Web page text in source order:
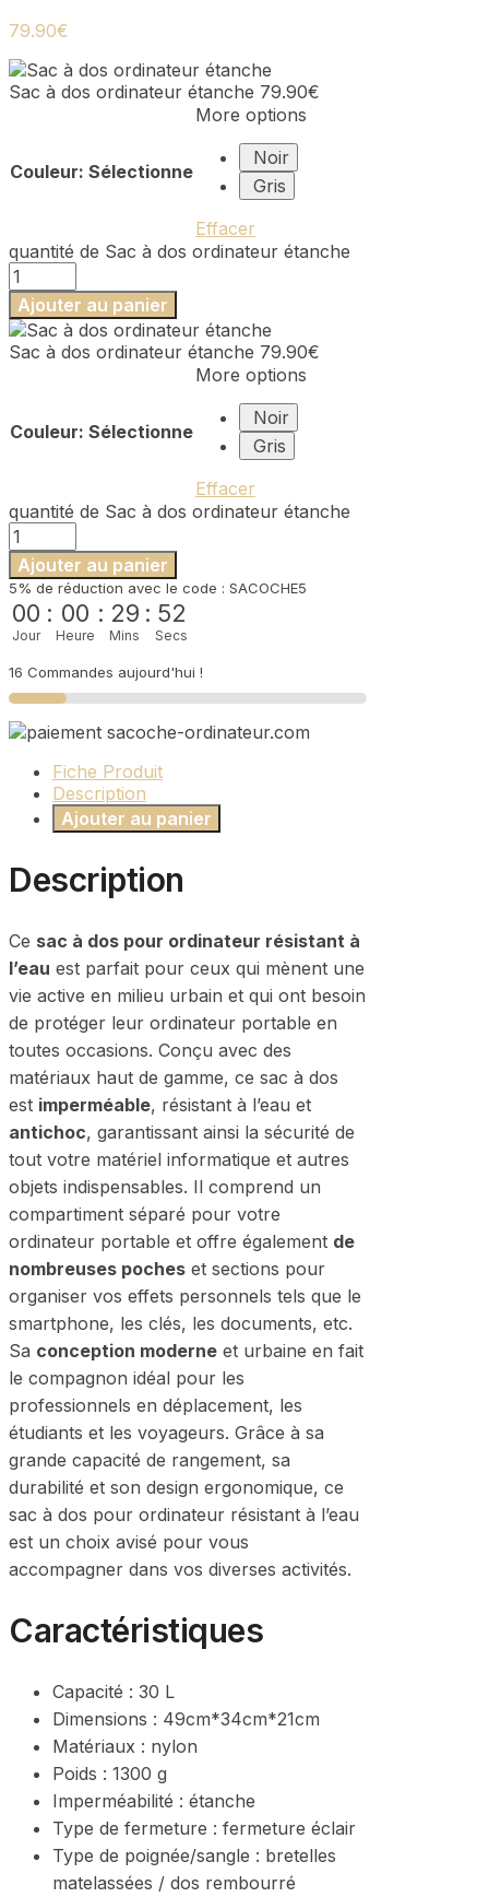
79.90€
Sac à dos ordinateur étanche 79.90€
Couleur: Sélectionne
More options
Noir
Gris
Effacer
quantité de Sac à dos ordinateur étanche
Ajouter au panier
Sac à dos ordinateur étanche 79.90€
Couleur: Sélectionne
More options
Noir
Gris
Effacer
quantité de Sac à dos ordinateur étanche
Ajouter au panier
5% de réduction avec le code : SACOCHE5
00
Jour
: 00
Heure
: 29
Mins
: 52
Secs
16 Commandes aujourd'hui !
Fiche Produit
Description
Ajouter au panier
Description
Ce sac à dos pour ordinateur résistant à
l’eau est parfait pour ceux qui mènent une
vie active en milieu urbain et qui ont besoin
de protéger leur ordinateur portable en
toutes occasions. Conçu avec des
matériaux haut de gamme, ce sac à dos
est imperméable, résistant à l’eau et
antichoc, garantissant ainsi la sécurité de
tout votre matériel informatique et autres
objets indispensables. Il comprend un
compartiment séparé pour votre
ordinateur portable et offre également de
nombreuses poches et sections pour
organiser vos effets personnels tels que le
smartphone, les clés, les documents, etc.
Sa conception moderne et urbaine en fait
le compagnon idéal pour les
professionnels en déplacement, les
étudiants et les voyageurs. Grâce à sa
grande capacité de rangement, sa
durabilité et son design ergonomique, ce
sac à dos pour ordinateur résistant à l’eau
est un choix avisé pour vous
accompagner dans vos diverses activités.
Caractéristiques
Capacité : 30 L
Dimensions : 49cm*34cm*21cm
Matériaux : nylon
Poids : 1300 g
Imperméabilité : étanche
Type de fermeture : fermeture éclair
Type de poignée/sangle : bretelles
matelassées / dos rembourré